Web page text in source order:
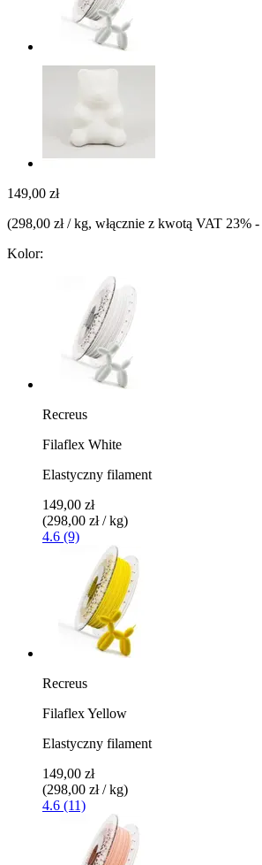
149,00 zł
(298,00 zł / kg, włącznie z kwotą VAT 23% -
Kolor:
Recreus
Filaflex White
Elastyczny filament
149,00 zł
(298,00 zł / kg)
4.6 (9)
Recreus
Filaflex Yellow
Elastyczny filament
149,00 zł
(298,00 zł / kg)
4.6 (11)